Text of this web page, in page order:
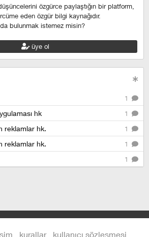
özgürce paylaştığın bir platform,
eden özgür bilgi kaynağıdır.
bulunmak istemez misin?
üye ol
1
1
hk
1
reklamlar hk.
1
reklamlar hk.
1
kurallar kullanıcı sözleşmesi